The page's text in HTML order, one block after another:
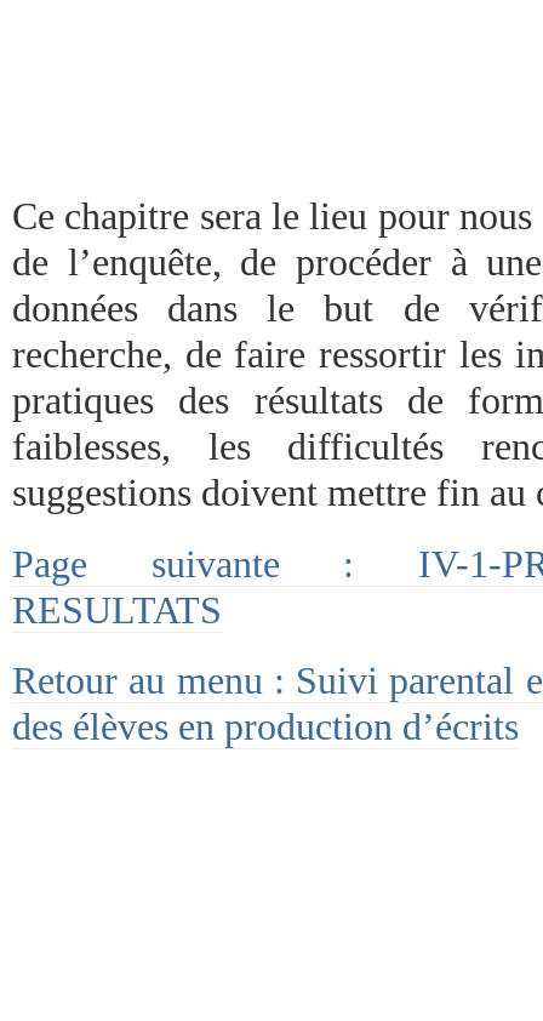
Ce chapitre sera le lieu pour
de l’enquête, de procéder à
données dans le but de
recherche, de faire ressortir les
pratiques des résultats de
faiblesses, les difficultés
suggestions doivent mettre fin au
Page suivante : IV-1-
RESULTATS
Retour au menu : Suivi parental
des élèves en production d’écrits